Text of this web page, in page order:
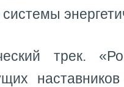
трек.